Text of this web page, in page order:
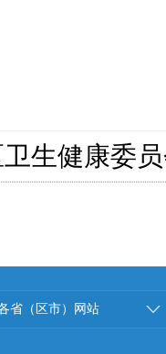
生健康委
省（区市）网站